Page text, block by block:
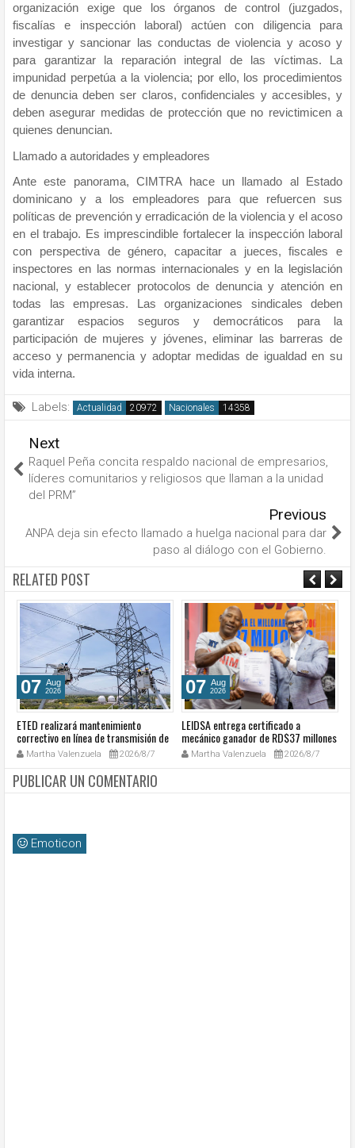
organización exige que los órganos de control (juzgados,
fiscalías e inspección laboral) actúen con diligencia para
investigar y sancionar las conductas de violencia y acoso y
para garantizar la reparación integral de las víctimas. La
impunidad perpetúa a la violencia; por ello, los procedimientos
de denuncia deben ser claros, confidenciales y accesibles, y
deben asegurar medidas de protección que no revictimicen a
quienes denuncian.
Llamado a autoridades y empleadores
Ante este panorama, CIMTRA hace un llamado al Estado
dominicano y a los empleadores para que refuercen sus
políticas de prevención y erradicación de la violencia y el acoso
en el trabajo. Es imprescindible fortalecer la inspección laboral
con perspectiva de género, capacitar a jueces, fiscales e
inspectores en las normas internacionales y en la legislación
nacional, y establecer protocolos de denuncia y atención en
todas las empresas. Las organizaciones sindicales deben
garantizar espacios seguros y democráticos para la
participación de mujeres y jóvenes, eliminar las barreras de
acceso y permanencia y adoptar medidas de igualdad en su
vida interna.
Labels: Actualidad Nacionales
Next
Raquel Peña concita respaldo nacional de empresarios,
líderes comunitarios y religiosos que llaman a la unidad
del PRM”
Previous
ANPA deja sin efecto llamado a huelga nacional para dar
paso al diálogo con el Gobierno.
RELATED POST
07 Aug
2026
ETED realizará mantenimiento
correctivo en línea de transmisión de
la región Sur
Martha Valenzuela 2026/8/7
07 Aug
2026
LEIDSA entrega certificado a
mecánico ganador de RD$37 millones
con el Loto
Martha Valenzuela 2026/8/7
PUBLICAR UN COMENTARIO
Emoticon